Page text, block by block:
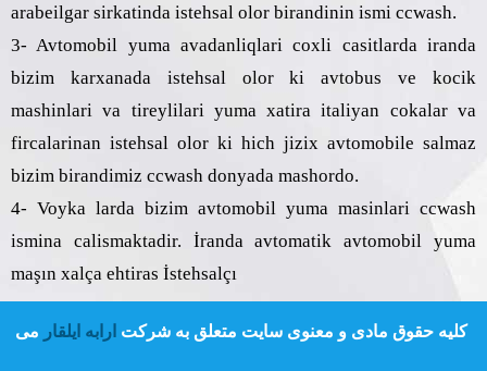
arabeilgar sirkatinda istehsal olor birandinin ismi ccwash.
3- Avtomobil yuma avadanliqlari coxli casitlarda iranda
bizim karxanada istehsal olor ki avtobus ve kocik
mashinlari va tireylilari yuma xatira italiyan cokalar va
fircalarinan istehsal olor ki hich jizix avtomobile salmaz
bizim birandimiz ccwash donyada mashordo.
4- Voyka larda bizim avtomobil yuma masinlari ccwash
ismina calismaktadir. İranda avtomatik avtomobil yuma
maşın xalça ehtiras İstehsalçı
کلیه حقوق مادی و معنوی سایت متعلق به شرکت ارابه ایلقار می